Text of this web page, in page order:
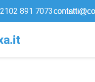
891 7073
a.it